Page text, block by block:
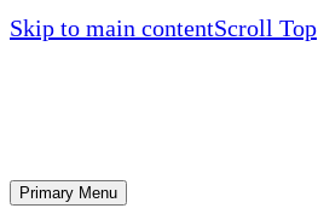
Skip to main contentScroll Top
Primary Menu